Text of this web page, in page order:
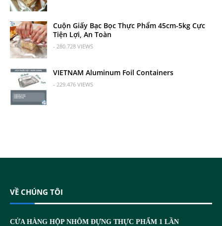
Cuộn Giấy Bạc Bọc Thực Phẩm 45cm-5kg Cực
Tiện Lợi, An Toàn
- 280.728 VIEWS
VIETNAM Aluminum Foil Containers
- 229.476 VIEWS
VỀ CHÚNG TÔI
CỬA HÀNG HỘP NHÔM ĐỰNG THỰC PHẨM 1 LẦN